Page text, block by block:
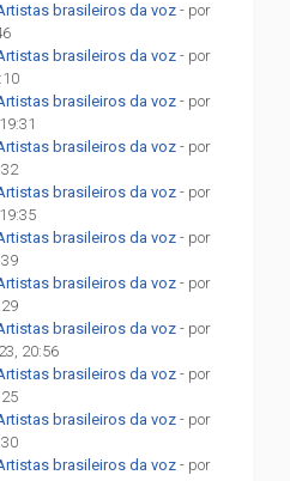
brasileiros da voz - por
brasileiros da voz - por
brasileiros da voz - por
brasileiros da voz - por
brasileiros da voz - por
brasileiros da voz - por
brasileiros da voz - por
brasileiros da voz - por
20:56
brasileiros da voz - por
brasileiros da voz - por
brasileiros da voz - por